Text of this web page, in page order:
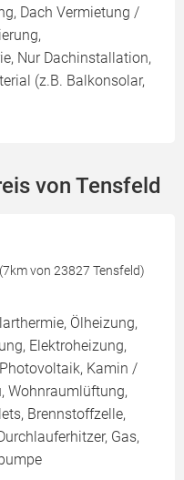
Dach Vermietung /
Nur Dachinstallation,
(z.B. Balkonsolar,
von Tensfeld
von 23827 Tensfeld)
Ölheizung,
Elektroheizung,
Kamin /
Wohnraumlüftung,
Brennstoffzelle,
Gas,